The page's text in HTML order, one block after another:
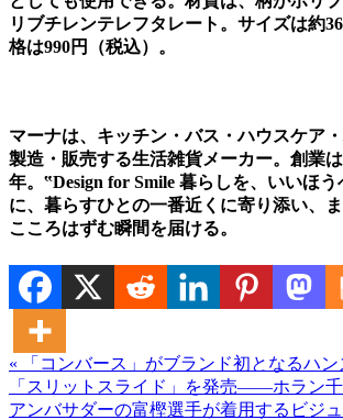
リブチレンテレフタレート。サイズは約
格は990円（税込）。
マーナは、キッチン・バス・ハウスケア
製造・販売する生活雑貨メーカー。創業は
年。‟Design for Smile 暮らしを、いいほ
に、暮らすひとの一番近くに寄り添い、
こころはずむ瞬間を届ける。
« 「コンバース」がブランド初となるハ
「スリットスライド」を発売――ホラン
アンバサダーの富樫選手が着用するビジ